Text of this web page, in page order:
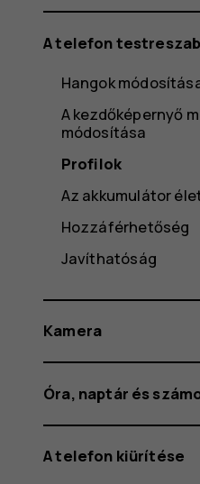
A telefon
Hangok
A kezdőképernyő
módosítása
Profilok
Az akkumulátor
Hozzáférhetőség
Javíthatóság
Kamera
Óra, naptár és
A telefon kiürítése